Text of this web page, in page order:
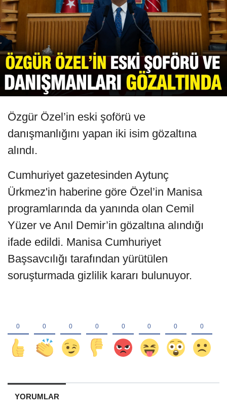
Özgür Özel’in eski şoförü ve
danışmanlığını yapan iki isim gözaltına
alındı.
Cumhuriyet gazetesinden Aytunç
Ürkmez'in haberine göre Özel’in Manisa
programlarında da yanında olan Cemil
Yüzer ve Anıl Demir’in gözaltına alındığı
ifade edildi. Manisa Cumhuriyet
Başsavcılığı tarafından yürütülen
soruşturmada gizlilik kararı bulunuyor.
YORUMLAR